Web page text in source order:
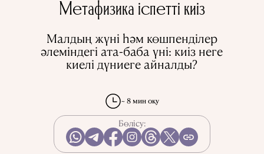
ДӘРІСТЕР ХИКАЯ
ҚЫСҚА-НҰСҚА
Тақырыптар
ШЫҒЫС
БАТЫС ОРТАЛЫҚ АЗИЯ
ҚАЗАҚСТАН
ӨНЕР ТАРИХ ДӘМІ
ҚАЛАЛАР
МАМАНДЫҚТАР
Метафизика іспетті киіз
Малдың жүні һәм көшпенділер
әлеміндегі ата-баба үні: киіз неге
киелі дүниеге айналды?
~ 8 мин оқу
Бөлісу: